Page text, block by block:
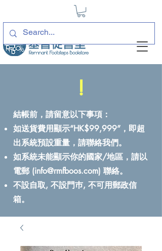
!
結帳前，請留意以下事項：
如送貨費用顯示“HK$99,999”，即超
出系統預設重量，請聯絡我們。
如系統未能顯示你的國家/地區，請以
電郵 (info@rmfboos.com) 聯絡。
不設自取, 不設門巿, 不可用郵政信
箱。